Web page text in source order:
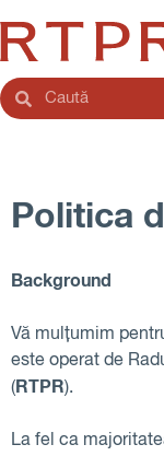
Politica
Background
Vă mulțumim
este operat de
( RTPR).
La fel ca